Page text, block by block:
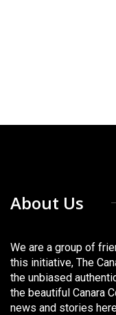
About Us
We are a group of
this initiative, The
the unbiased
the beautiful Canara
news and stories